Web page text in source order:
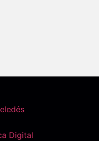
Digital